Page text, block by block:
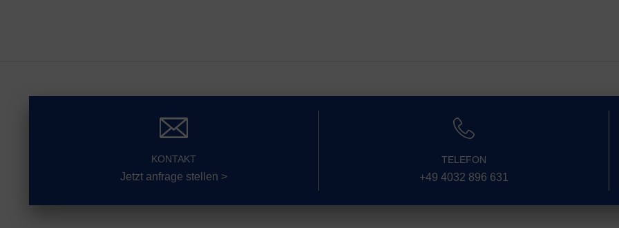
KONTAKT
Jetzt anfrage stellen >
TELEFON
+49 4032 896 631